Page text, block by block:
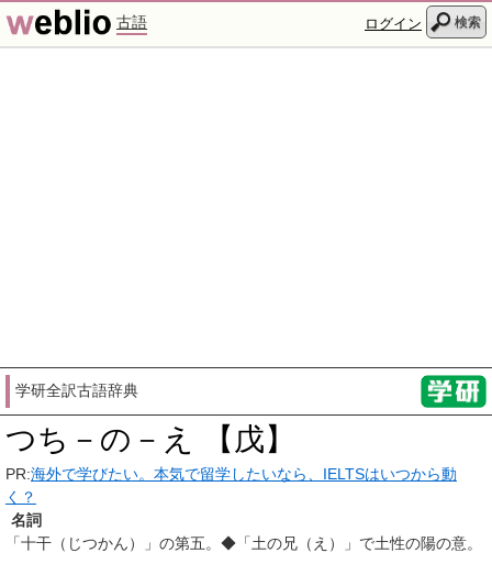
古語 ログイン 検索
学研全訳古語辞典
つち－の－え 【戊】
PR:海外で学びたい。本気で留学したいなら、IELTSはいつから動
く？
名詞
「十干（じつかん）」の第五。◆「土の兄（え）」で土性の陽の意。